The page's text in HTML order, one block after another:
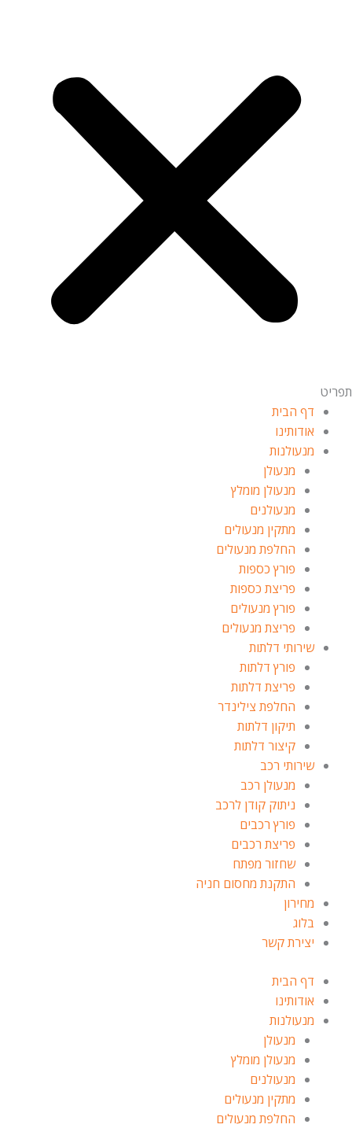
תפריט
דף הבית
אודותינו
מנעולנות
מנעולן
מנעולן מומלץ
מנעולנים
מתקין מנעולים
החלפת מנעולים
פורץ כספות
פריצת כספות
פורץ מנעולים
פריצת מנעולים
שירותי דלתות
פורץ דלתות
פריצת דלתות
החלפת צילינדר
תיקון דלתות
קיצור דלתות
שירותי רכב
מנעולן רכב
ניתוק קודן לרכב
פורץ רכבים
פריצת רכבים
שחזור מפתח
התקנת מחסום חניה
מחירון
בלוג
יצירת קשר
דף הבית
אודותינו
מנעולנות
מנעולן
מנעולן מומלץ
מנעולנים
מתקין מנעולים
החלפת מנעולים